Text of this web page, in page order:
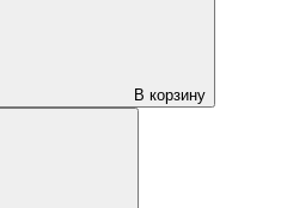
В корзину